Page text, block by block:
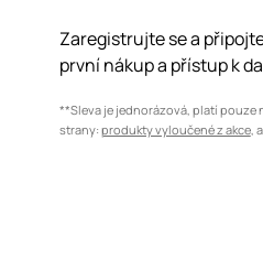
Zaregistrujte se a
první nákup a přístup k
**Sleva je jednorázová, platí pouze
strany: produkty vyloučené z akce,